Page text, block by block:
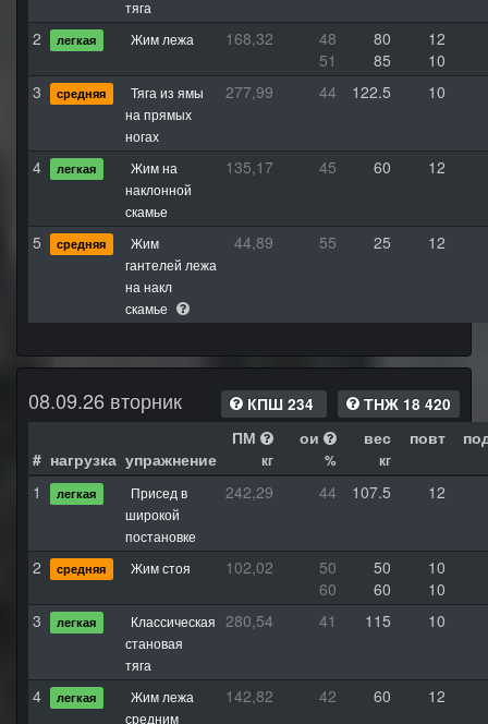
тяга
2 легкая Жим лежа 168,32 48 80
12
51
85
10
3
средняя
Тяга из ямы
на прямых
ногах
277,99 44 122.5 10
4 легкая
Жим на
наклонной
скамье
135,17 45 60 12
5 средняя
Жим
гантелей лежа
на накл
скамье
44,89 55 25 12
08.09.26 вторник КПШ 234 ТНЖ 18 420
# нагрузка упражнение
ПМ
кг
ои
%
вес
кг
повт
1 легкая
Присед в
широкой
постановке
242,29 44 107.5 12
2 средняя Жим стоя 102,02 50 50
10
60
60
10
3
легкая
Классическая
становая
тяга
280,54 41 115 10
4 легкая
Жим лежа
средним
142,82 42 60 12